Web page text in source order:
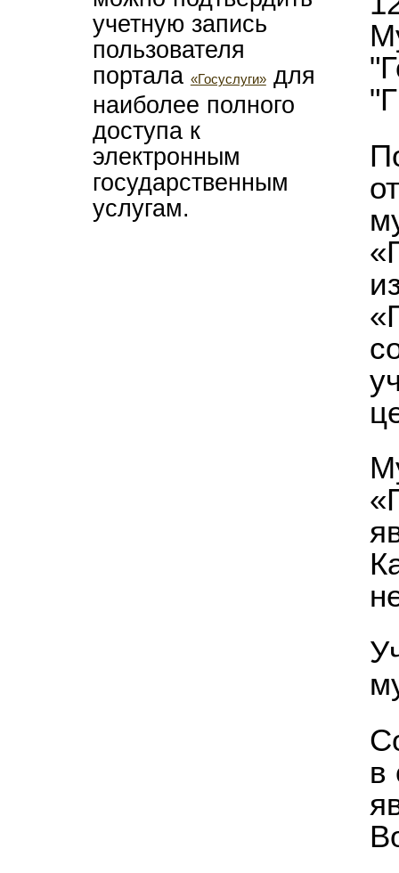
учетную запись
пользователя
портала «Госуслуги»для
наиболее полного
доступа к
электронным
государственным
услугам.
в